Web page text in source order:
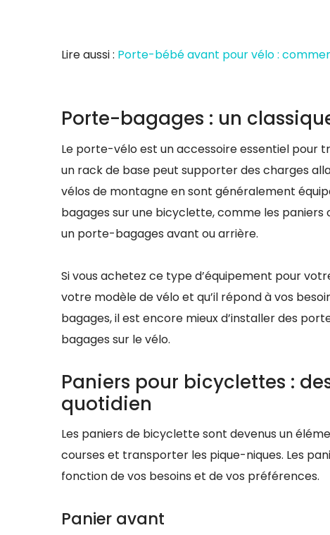
Lire aussi : Porte-bébé avant pour vélo :
Porte-bagages : un
Le porte-vélo est un accessoire essentiel pour
un rack de base peut supporter des charges
vélos de montagne en sont généralement
bagages sur une bicyclette, comme les paniers
un porte-bagages avant ou arrière.
Si vous achetez ce type d’équipement pour
votre modèle de vélo et qu’il répond à vos
bagages, il est encore mieux d’installer des
bagages sur le vélo.
Paniers pour bicyclettes :
quotidien
Les paniers de bicyclette sont devenus un
courses et transporter les pique-niques. Les
fonction de vos besoins et de vos préférences.
Panier avant